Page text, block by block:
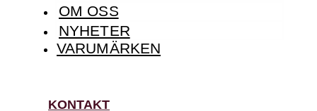
OM OSS
NYHETER
VARUMÄRKEN
KONTAKT